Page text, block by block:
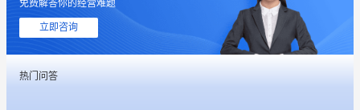
免费解答你的经营难题
立即咨询
热门问答
这个营销策划案例推荐大家看一下
用有赞就能在微信、小红书同时经营了